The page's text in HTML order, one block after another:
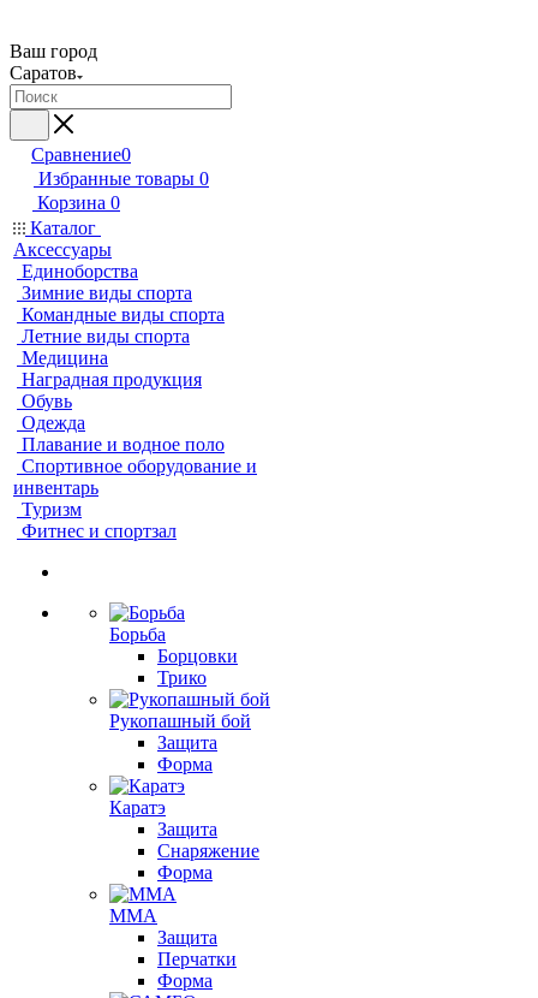
Ваш город
Саратов
Сравнение0
Избранные товары 0
Корзина 0
Каталог
Аксессуары
Единоборства
Зимние виды спорта
Командные виды спорта
Летние виды спорта
Медицина
Наградная продукция
Обувь
Одежда
Плавание и водное поло
Спортивное оборудование и
инвентарь
Туризм
Фитнес и спортзал
Борьба
Борцовки
Трико
Рукопашный бой
Защита
Форма
Каратэ
Защита
Снаряжение
Форма
ММА
Защита
Перчатки
Форма